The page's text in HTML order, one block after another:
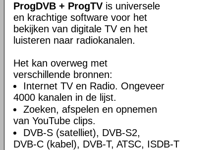
ProgDVB + ProgTV is universele
en krachtige software voor het
bekijken van digitale TV en het
luisteren naar radiokanalen.
Het kan overweg met
verschillende bronnen:
Internet TV en Radio. Ongeveer
4000 kanalen in de lijst.
Zoeken, afspelen en opnemen
van YouTube clips.
DVB-S (satelliet), DVB-S2,
DVB-C (kabel), DVB-T, ATSC, ISDB-T